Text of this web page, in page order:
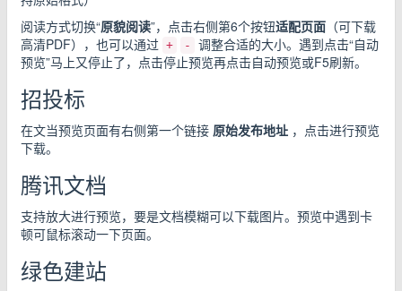
阅读方式切换“原貌阅读”，点击右侧第6个按钮适配页面 （可下载
高清PDF），也可以通过 + -
调整合适的大小。遇到点击“自动
预览”马上又停止了，点击停止预览再点击自动预览或F5刷新。
招投标
在文当预览页面有右侧第一个链接 原始发布地址 ，点击进行预览
下载。
腾讯文档
支持放大进行预览，要是文档模糊可以下载图片。预览中遇到卡
顿可鼠标滚动一下页面。
绿色建站